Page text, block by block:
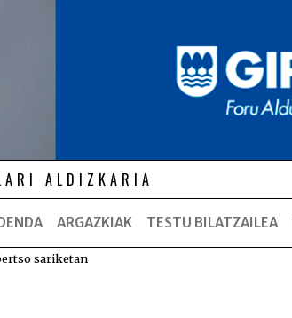
ALDIZKARIA
ARGAZKIAK TESTU BILATZAILEA
sariketan